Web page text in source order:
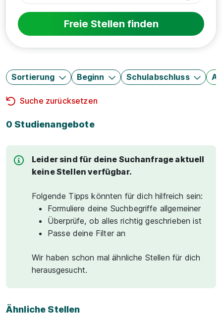
Freie Stellen finden
Sortierung Beginn Schulabschluss
Suche zurücksetzen
0 Studienangebote
Leider sind für deine Suchanfrage aktuell
keine Stellen verfügbar.
Folgende Tipps könnten für dich hilfreich sein:
Formuliere deine Suchbegriffe allgemeiner
Überprüfe, ob alles richtig geschrieben ist
Passe deine Filter an
Wir haben schon mal ähnliche Stellen für dich
herausgesucht.
Ähnliche Stellen